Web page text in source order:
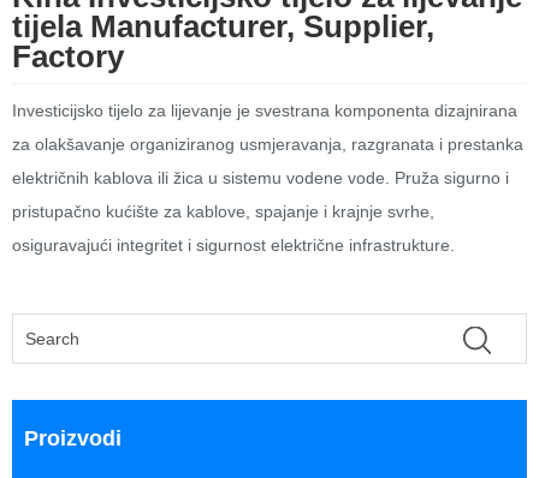
tijela Manufacturer, Supplier,
Factory
Investicijsko tijelo za lijevanje je svestrana komponenta dizajnirana
za olakšavanje organiziranog usmjeravanja, razgranata i prestanka
električnih kablova ili žica u sistemu vodene vode. Pruža sigurno i
pristupačno kućište za kablove, spajanje i krajnje svrhe,
osiguravajući integritet i sigurnost električne infrastrukture.
Proizvodi